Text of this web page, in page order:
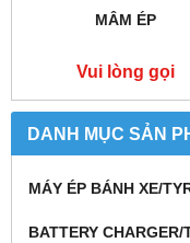
DANH MỤC SẢN
MÁY ÉP BÁNH XE/
BATTERY CHARGER/
MÂM ÉP
Vui lòng gọi